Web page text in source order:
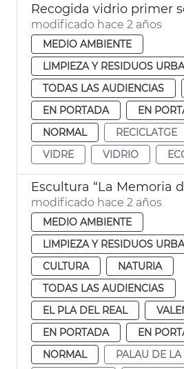
Recogida vidrio primer
modificado hace 2 años
MEDIO AMBIENTE
LIMPIEZA Y RESIDUOS
TODAS LAS AUDIENCIAS
EN PORTADA
EN
NORMAL
RECICLATGE
VIDRE
VIDRIO
Escultura “La Memoria
modificado hace 2 años
MEDIO AMBIENTE
LIMPIEZA Y RESIDUOS
CULTURA
NATURIA
TODAS LAS AUDIENCIAS
EL PLA DEL REAL
EN PORTADA
EN
NORMAL
PALAU DE